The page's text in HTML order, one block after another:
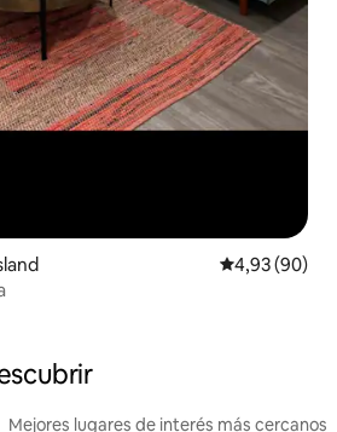
Calificación
4,93 (90)
Mejores lugares de interés más cercanos